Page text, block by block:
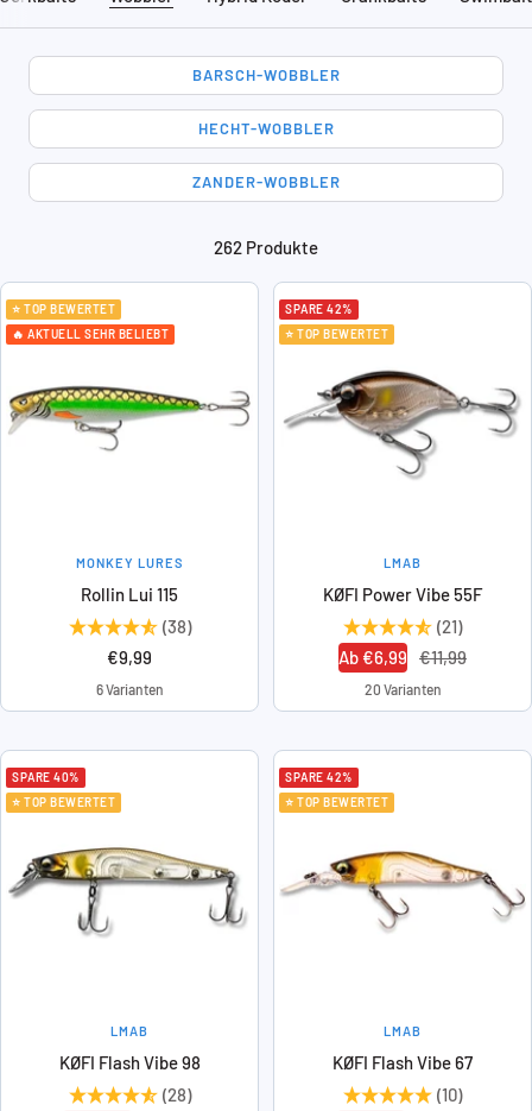
BARSCH-WOBBLER
HECHT-WOBBLER
ZANDER-WOBBLER
262 Produkte
⭐ TOP BEWERTET
🔥 AKTUELL SEHR BELIEBT
MONKEY LURES
Rollin Lui 115
(38)
Angebotspreis
€9,99
6 Varianten
SPARE 42%
⭐ TOP BEWERTET
LMAB
KØFI Power Vibe 55F
(21)
Angebotspreis
Ab €6,99
Regulärer
Preis
€11,99
20 Varianten
SPARE 40%
⭐ TOP BEWERTET
LMAB
KØFI Flash Vibe 98
(28)
SPARE 42%
⭐ TOP BEWERTET
LMAB
KØFI Flash Vibe 67
(10)